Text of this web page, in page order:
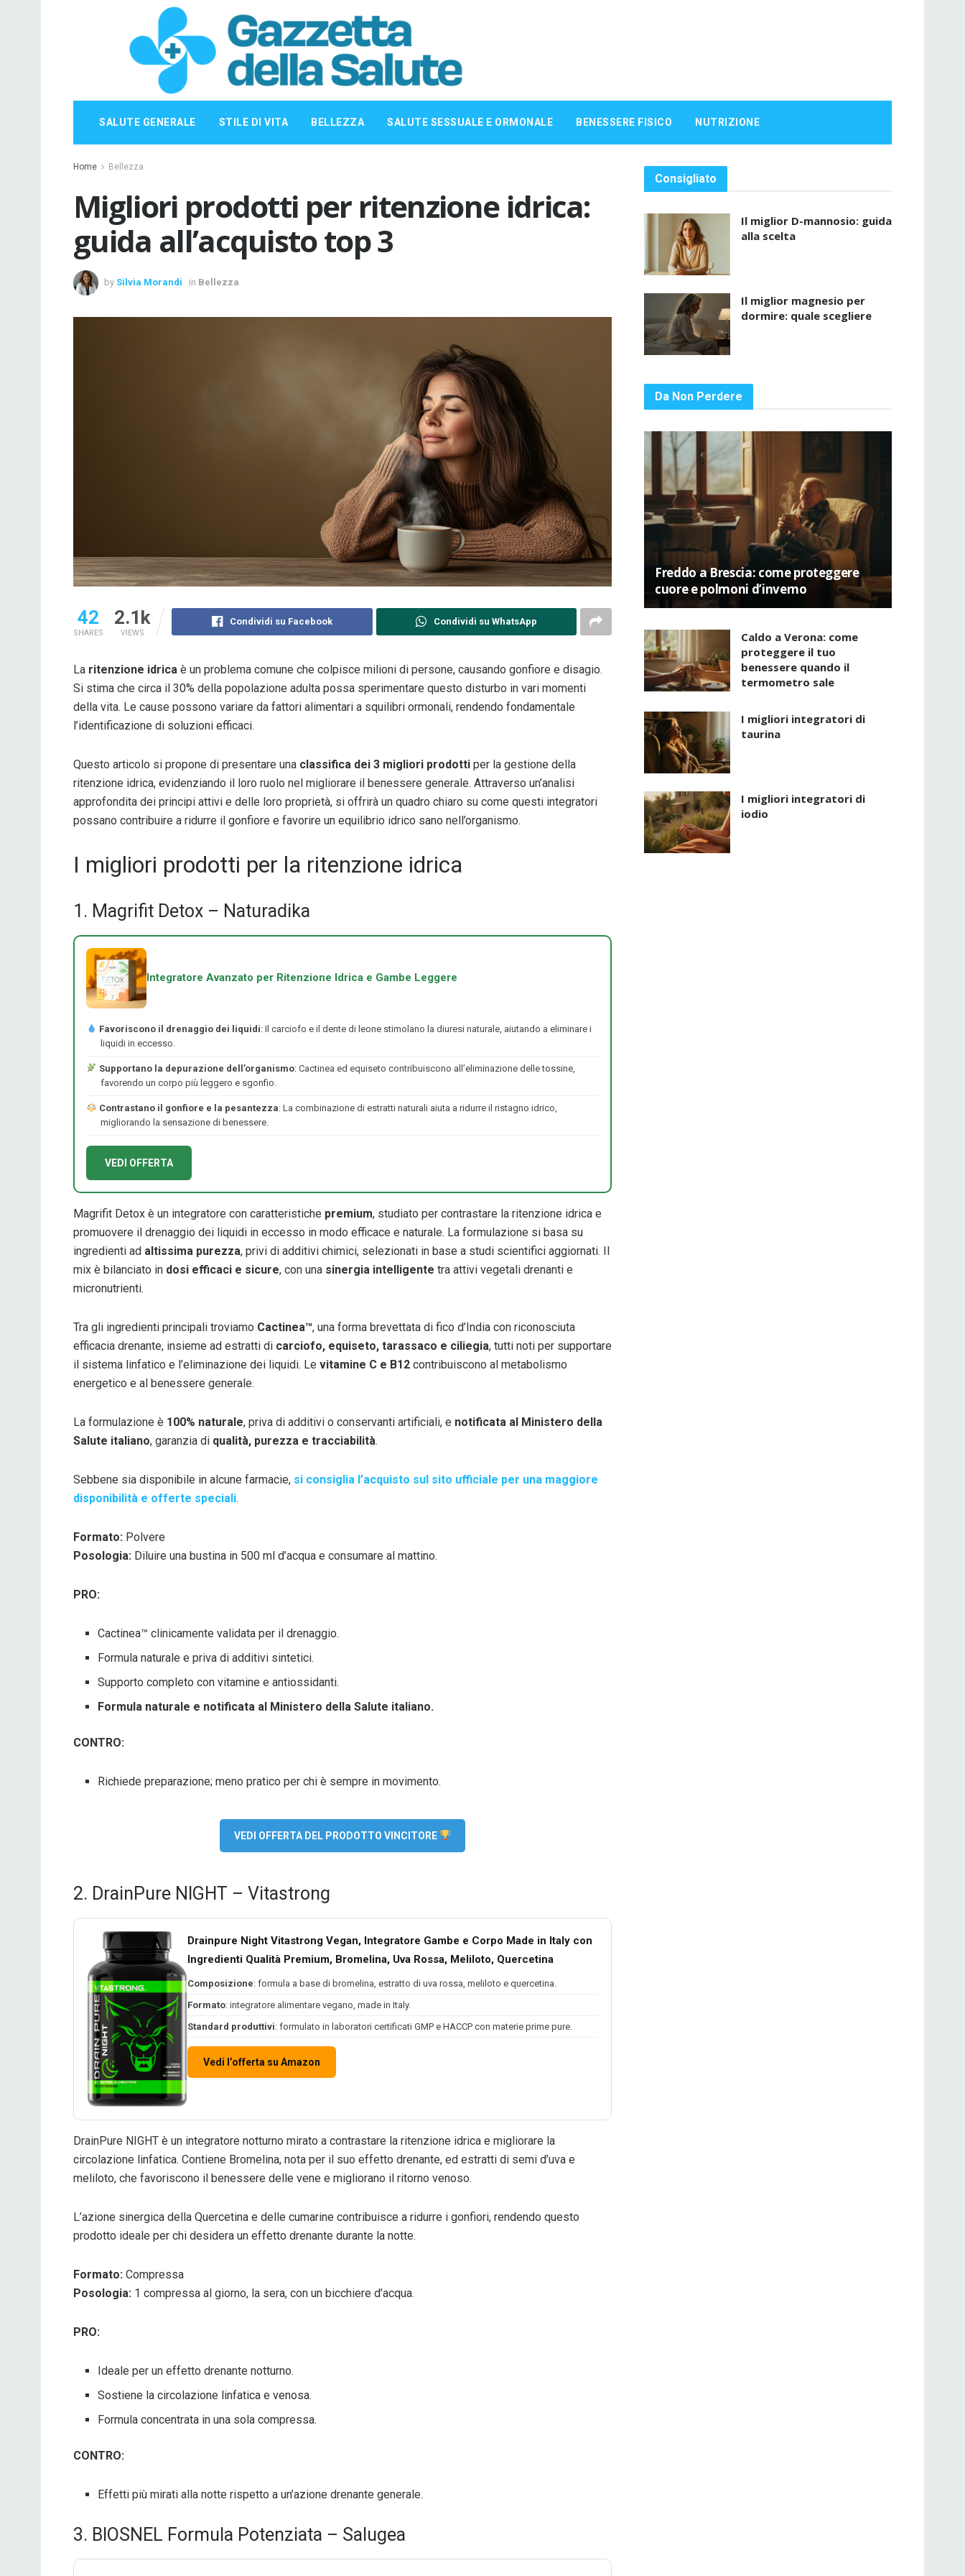
SALUTE GENERALE STILE DI VITA BELLEZZA SALUTE SESSUALE E ORMONALE BENESSERE FISICO NUTRIZIONE
Home Bellezza
Migliori prodotti per ritenzione idrica:
guida all’acquisto top 3
by Silvia Morandi in Bellezza
42
SHARES
2.1k
VIEWS
Condividi su Facebook Condividi su WhatsApp
La ritenzione idrica è un problema comune che colpisce milioni di persone, causando gonfiore e disagio.
Si stima che circa il 30% della popolazione adulta possa sperimentare questo disturbo in vari momenti
della vita. Le cause possono variare da fattori alimentari a squilibri ormonali, rendendo fondamentale
l’identificazione di soluzioni efficaci.
Questo articolo si propone di presentare una classifica dei 3 migliori prodotti per la gestione della
ritenzione idrica, evidenziando il loro ruolo nel migliorare il benessere generale. Attraverso un’analisi
approfondita dei principi attivi e delle loro proprietà, si offrirà un quadro chiaro su come questi integratori
possano contribuire a ridurre il gonfiore e favorire un equilibrio idrico sano nell’organismo.
I migliori prodotti per la ritenzione idrica
1. Magrifit Detox – Naturadika
Integratore Avanzato per Ritenzione Idrica e Gambe Leggere
Favoriscono il drenaggio dei liquidi: Il carciofo e il dente di leone stimolano la diuresi naturale, aiutando a eliminare i
liquidi in eccesso.
Supportano la depurazione dell’organismo: Cactinea ed equiseto contribuiscono all’eliminazione delle tossine,
favorendo un corpo più leggero e sgonfio.
Contrastano il gonfiore e la pesantezza: La combinazione di estratti naturali aiuta a ridurre il ristagno idrico,
migliorando la sensazione di benessere.
VEDI OFFERTA
Magrifit Detox è un integratore con caratteristiche premium, studiato per contrastare la ritenzione idrica e
promuovere il drenaggio dei liquidi in eccesso in modo efficace e naturale. La formulazione si basa su
ingredienti ad altissima purezza, privi di additivi chimici, selezionati in base a studi scientifici aggiornati. Il
mix è bilanciato in dosi efficaci e sicure, con una sinergia intelligente tra attivi vegetali drenanti e
micronutrienti.
Tra gli ingredienti principali troviamo Cactinea™, una forma brevettata di fico d’India con riconosciuta
efficacia drenante, insieme ad estratti di carciofo, equiseto, tarassaco e ciliegia, tutti noti per supportare
il sistema linfatico e l’eliminazione dei liquidi. Le vitamine C e B12 contribuiscono al metabolismo
energetico e al benessere generale.
La formulazione è 100% naturale, priva di additivi o conservanti artificiali, e notificata al Ministero della
Salute italiano, garanzia di qualità, purezza e tracciabilità.
Sebbene sia disponibile in alcune farmacie, si consiglia l’acquisto sul sito ufficiale per una maggiore
disponibilità e offerte speciali.
Formato: Polvere
Posologia: Diluire una bustina in 500 ml d’acqua e consumare al mattino.
PRO:
Cactinea™ clinicamente validata per il drenaggio.
Formula naturale e priva di additivi sintetici.
Supporto completo con vitamine e antiossidanti.
Formula naturale e notificata al Ministero della Salute italiano.
CONTRO:
Richiede preparazione; meno pratico per chi è sempre in movimento.
VEDI OFFERTA DEL PRODOTTO VINCITORE
2. DrainPure NIGHT – Vitastrong
Drainpure Night Vitastrong Vegan, Integratore Gambe e Corpo Made in Italy con
Ingredienti Qualità Premium, Bromelina, Uva Rossa, Meliloto, Quercetina
Composizione: formula a base di bromelina, estratto di uva rossa, meliloto e quercetina.
Formato: integratore alimentare vegano, made in Italy.
Standard produttivi: formulato in laboratori certificati GMP e HACCP con materie prime pure.
Vedi l’offerta su Amazon
DrainPure NIGHT è un integratore notturno mirato a contrastare la ritenzione idrica e migliorare la
circolazione linfatica. Contiene Bromelina, nota per il suo effetto drenante, ed estratti di semi d’uva e
meliloto, che favoriscono il benessere delle vene e migliorano il ritorno venoso.
L’azione sinergica della Quercetina e delle cumarine contribuisce a ridurre i gonfiori, rendendo questo
prodotto ideale per chi desidera un effetto drenante durante la notte.
Formato: Compressa
Posologia: 1 compressa al giorno, la sera, con un bicchiere d’acqua.
PRO:
Ideale per un effetto drenante notturno.
Sostiene la circolazione linfatica e venosa.
Formula concentrata in una sola compressa.
CONTRO:
Effetti più mirati alla notte rispetto a un’azione drenante generale.
3. BIOSNEL Formula Potenziata – Salugea
Consigliato
Il miglior D-mannosio: guida
alla scelta
Il miglior magnesio per
dormire: quale scegliere
Da Non Perdere
Freddo a Brescia: come proteggere
cuore e polmoni d’inverno
Caldo a Verona: come
proteggere il tuo
benessere quando il
termometro sale
I migliori integratori di
taurina
I migliori integratori di
iodio